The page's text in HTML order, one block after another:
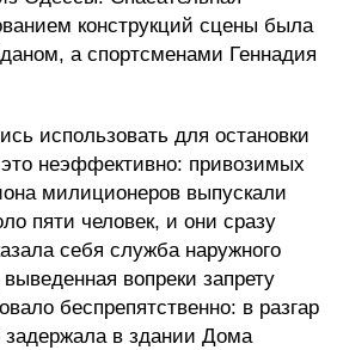
конструкций сцены была
а спортсменами Геннадия
использовать для остановки
неэффективно: привозимых
милиционеров выпускали
пяти человек, и они сразу
себя служба наружного
вопреки запрету
беспрепятственно: в разгар
в здании Дома